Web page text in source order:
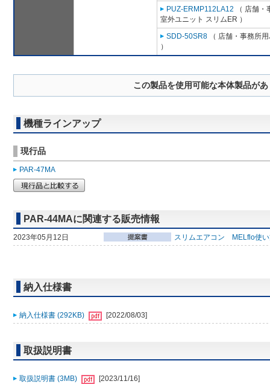
PUZ-ERMP112LA12 （ 店舗
室外ユニット スリムER ）
SDD-50SR8 （ 店舗・事務所
）
この製品を使用可能な本体製品が
機種ラインアップ
現行品
PAR-47MA
PAR-44MAに関連する販売情報
2023年05月12日 スリムエアコン MELflo使
納入仕様書
納入仕様書 (292KB) [2022/08/03]
取扱説明書
取扱説明書 (3MB)
[2023/11/16]